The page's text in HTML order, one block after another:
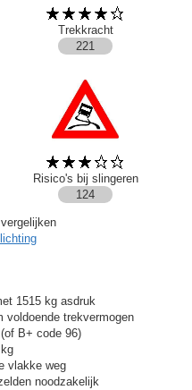
Trekkracht
221
Risico's bij slingeren
124
1515 kg asdruk
voldoende trekvermogen
B+ code 96)
vlakke weg
noodzakelijk